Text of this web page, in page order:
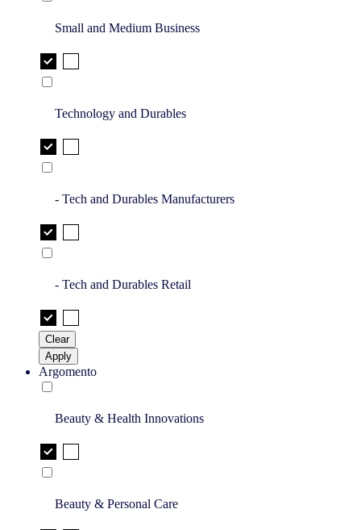
Small and Medium Business
Technology and Durables
- Tech and Durables Manufacturers
- Tech and Durables Retail
Clear
Apply
Argomento
Beauty & Health Innovations
Beauty & Personal Care